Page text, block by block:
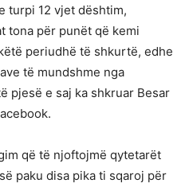
turpi 12 vjet dështim,
tona për punët që kemi
periudhë të shkurtë, edhe
të mundshme nga
pjesë e saj ka shkruar Besar
që të njoftojmë qytetarët
paku disa pika ti sqaroj për